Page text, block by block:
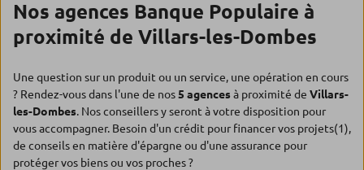
Nos agences Banque Populaire à
proximité de Villars-les-Dombes
Une question sur un produit ou un service, une opération en cours
? Rendez-vous dans l'une de nos5 agencesà proximité de Villars-
les-Dombes. Nos conseillers y seront à votre disposition pour
vous accompagner. Besoin d'un crédit pour financer vos projets(1),
de conseils en matière d'épargne ou d'une assurance pour
protéger vos biens ou vos proches ?